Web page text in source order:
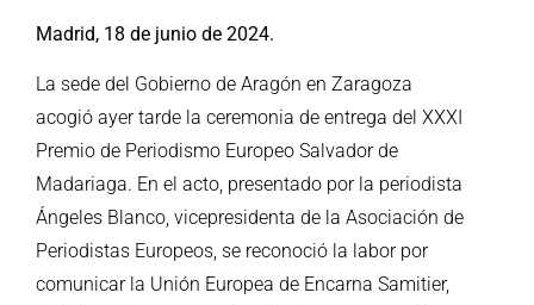
Madrid, 18 de junio de 2024.
La sede del Gobierno de Aragón en Zaragoza
acogió ayer tarde la ceremonia de entrega del XXXI
Premio de Periodismo Europeo Salvador de
Madariaga. En el acto, presentado por la periodista
Ángeles Blanco, vicepresidenta de la Asociación de
Periodistas Europeos, se reconoció la labor por
comunicar la Unión Europea de Encarna Samitier,